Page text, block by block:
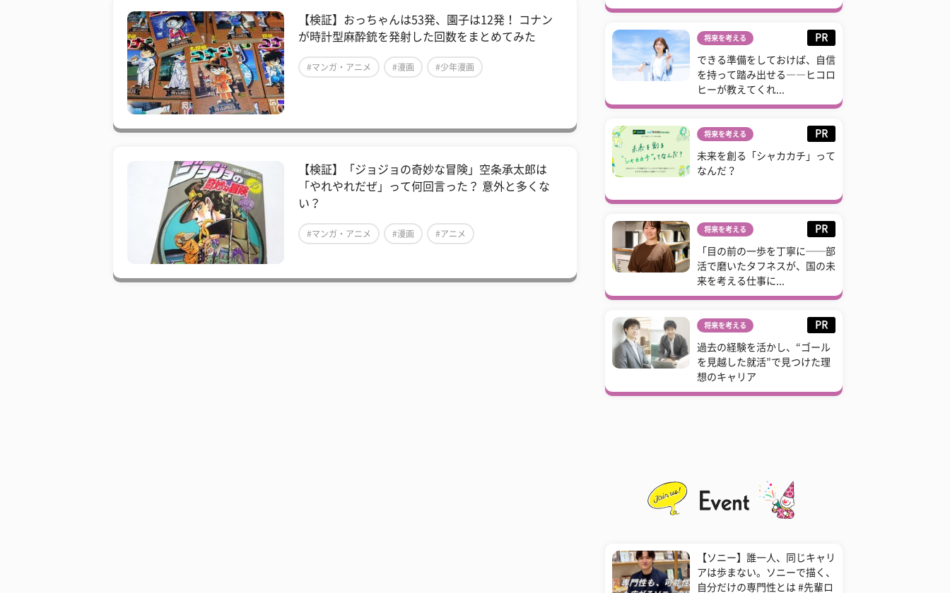
【検証】おっちゃんは53発、園子は12発！ コナン
が時計型麻酔銃を発射した回数をまとめてみた
#マンガ・アニメ #漫画 #少年漫画
【検証】「ジョジョの奇妙な冒険」空条承太郎は
「やれやれだぜ」って何回言った？ 意外と多くな
い？
#マンガ・アニメ #漫画 #アニメ
将来を考える PR
できる準備をしておけば、自信
を持って踏み出せる――ヒコロ
ヒーが教えてくれ...
将来を考える PR
未来を創る「シャカカチ」って
なんだ？
将来を考える PR
「目の前の一歩を丁寧に──部
活で磨いたタフネスが、国の未
来を考える仕事に...
将来を考える PR
過去の経験を活かし、“ゴール
を見越した就活”で見つけた理
想のキャリア
【ソニー】誰一人、同じキャリ
アは歩まない。ソニーで描く、
自分だけの専門性とは #先輩ロ